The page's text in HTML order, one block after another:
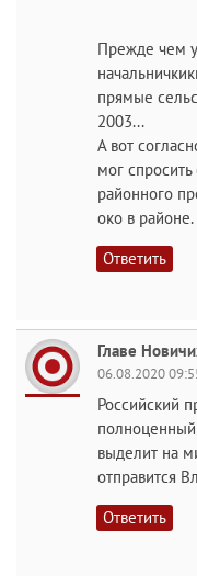
Прежде чем
прямые
2003...
А вот
мог
районного
око в районе.
Ответить
Главе
06.08.2020
Российский
полноценный
выделит на
отправится
Ответить